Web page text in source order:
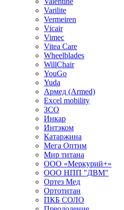
Varilite
Vermeiren
Vicair
Vimec
Vitea Care
Wheelblades
WillChair
YouGo
Yuda
Армед (Armed)
Еxcel mobility
ЗСО
Инкар
Интэком
Катаржина
Мега Оптим
Мир титана
ООО «Меркурий+»
ООО НПП "ДВМ"
Ортез Мед
Ортотитан
ПКБ СОЛО